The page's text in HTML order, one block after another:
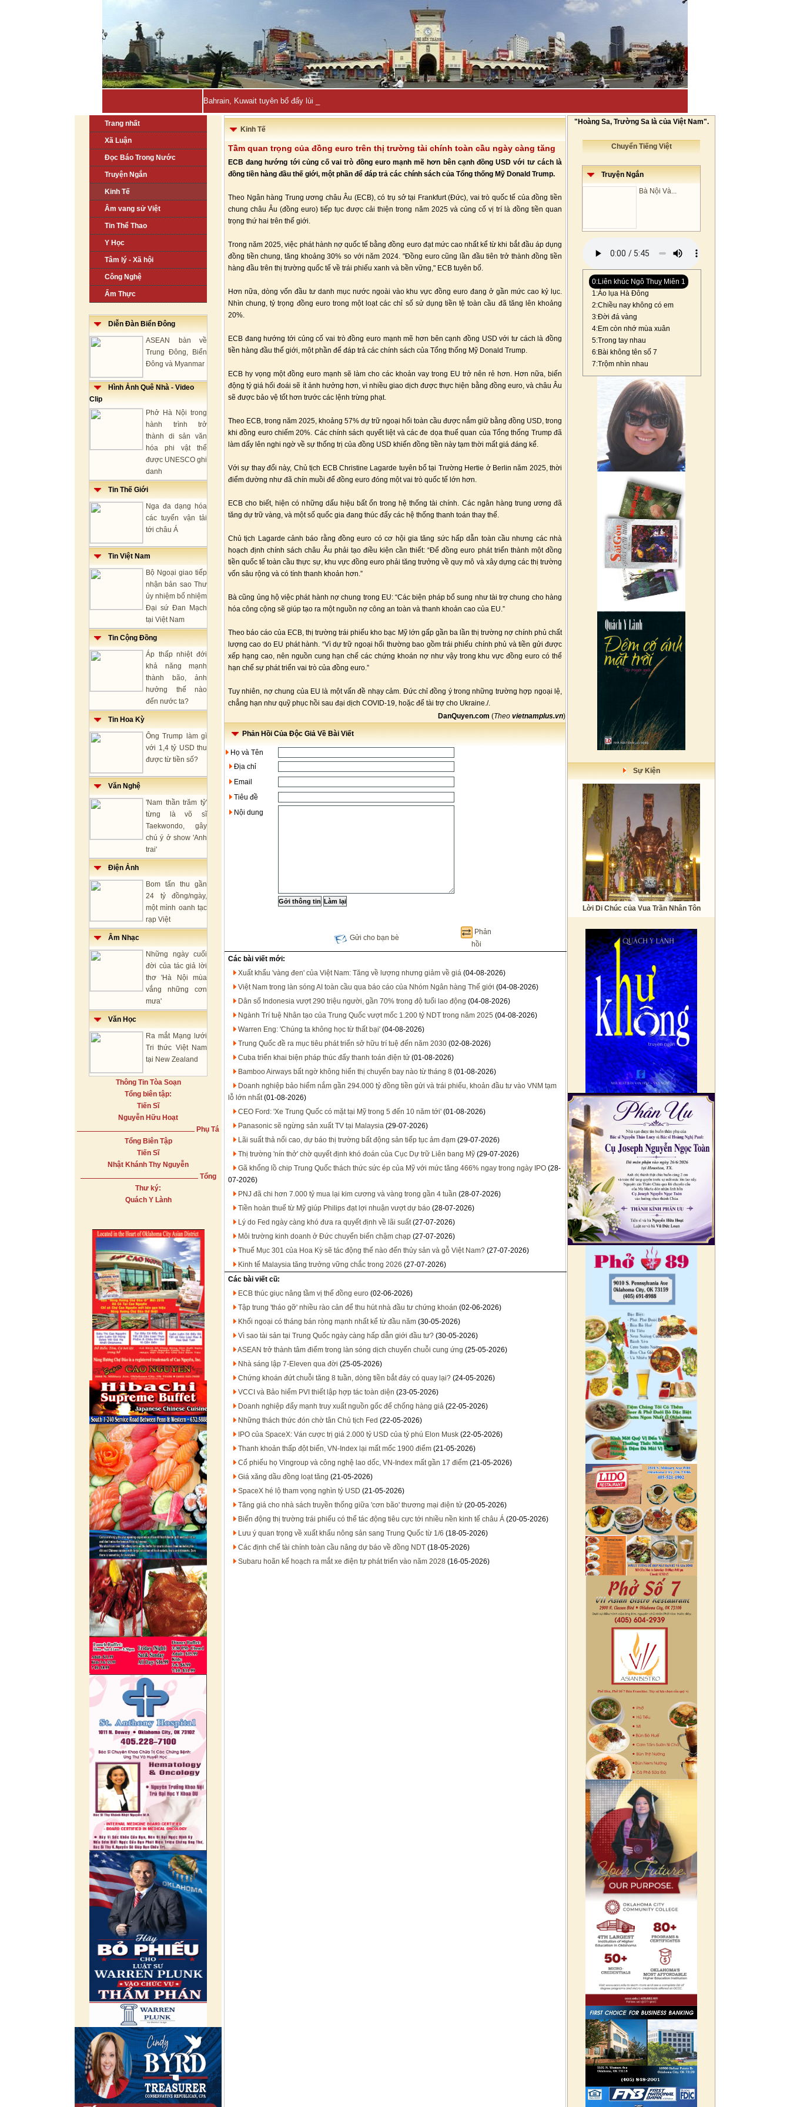
Bahrain, Kuwait tuyên bố đẩy lùi hàng loạt cuộc tấn công củ_
Trang nhất
Xã Luận
Đọc Báo Trong Nước
Truyện Ngắn
Kinh Tế
Âm vang sử Việt
Tin Thể Thao
Y Học
Tâm lý - Xã hội
Công Nghệ
Ẩm Thực
Diễn Đàn Biển Đông
ASEAN bàn về
Trung Đông, Biển
Đông và Myanmar
Hình Ảnh Quê Nhà - Video
Clip
Phở Hà Nội trong
hành trình trở
thành di sản văn
hóa phi vật thể
được UNESCO ghi
danh
Tin Thế Giới
Nga đa dạng hóa
các tuyến vận tải
tới châu Á
Tin Việt Nam
Bộ Ngoại giao tiếp
nhận bản sao Thư
ủy nhiệm bổ nhiệm
Đại sứ Đan Mạch
tại Việt Nam
Tin Cộng Đồng
Áp thấp nhiệt đới
khả năng mạnh
thành bão, ảnh
hưởng thế nào
đến nước ta?
Tin Hoa Kỳ
Ông Trump làm gì
với 1,4 tỷ USD thu
được từ tiền số?
Văn Nghệ
'Nam thần trăm tỷ'
từng là võ sĩ
Taekwondo, gây
chú ý ở show 'Anh
trai'
Điện Ảnh
Bom tấn thu gần
24 tỷ đồng/ngày,
một mình oanh tạc
rạp Việt
Âm Nhạc
Những ngày cuối
đời của tác giả lời
thơ 'Hà Nội mùa
vắng những cơn
mưa'
Văn Học
Ra mắt Mạng lưới
Tri thức Việt Nam
tại New Zealand
Thông Tin Tòa Soạn
Tổng biên tập:
Tiến Sĩ
Nguyễn Hữu Hoạt
Phụ Tá
Tổng Biên Tập
Tiến Sĩ
Nhật Khánh Thy Nguyễn
Tổng
Thư ký:
Quách Y Lành
Kinh Tế
Tầm quan trọng của đồng euro trên thị trường tài chính toàn cầu ngày càng tăng
ECB đang hướng tới củng cố vai trò đồng euro mạnh mẽ hơn bên cạnh đồng USD với tư cách là
đồng tiền hàng đầu thế giới, một phần để đáp trả các chính sách của Tổng thống Mỹ Donald Trump.
Theo Ngân hàng Trung ương châu Âu (ECB), có trụ sở tại Frankfurt (Đức), vai trò quốc tế của đồng tiền
chung châu Âu (đồng euro) tiếp tục được cải thiện trong năm 2025 và củng cố vị trí là đồng tiền quan
trọng thứ hai trên thế giới.
Trong năm 2025, việc phát hành nợ quốc tế bằng đồng euro đạt mức cao nhất kể từ khi bắt đầu áp dụng
đồng tiền chung, tăng khoảng 30% so với năm 2024. "Đồng euro cũng lần đầu tiên trở thành đồng tiền
hàng đầu trên thị trường quốc tế về trái phiếu xanh và bền vững," ECB tuyên bố.
Hơn nữa, dòng vốn đầu tư danh mục nước ngoài vào khu vực đồng euro đang ở gần mức cao kỷ lục.
Nhìn chung, tỷ trọng đồng euro trong một loạt các chỉ số sử dụng tiền tệ toàn cầu đã tăng lên khoảng
20%.
ECB đang hướng tới củng cố vai trò đồng euro mạnh mẽ hơn bên cạnh đồng USD với tư cách là đồng
tiền hàng đầu thế giới, một phần để đáp trả các chính sách của Tổng thống Mỹ Donald Trump.
ECB hy vọng một đồng euro mạnh sẽ làm cho các khoản vay trong EU trở nên rẻ hơn. Hơn nữa, biến
động tỷ giá hối đoái sẽ ít ảnh hưởng hơn, vì nhiều giao dịch được thực hiện bằng đồng euro, và châu Âu
sẽ được bảo vệ tốt hơn trước các lệnh trừng phạt.
Theo ECB, trong năm 2025, khoảng 57% dự trữ ngoại hối toàn cầu được nắm giữ bằng đồng USD, trong
khi đồng euro chiếm 20%. Các chính sách quyết liệt và các đe dọa thuế quan của Tổng thống Trump đã
làm dấy lên nghi ngờ về sự thống trị của đồng USD khiến đồng tiền này tạm thời mất giá đáng kể.
Với sự thay đổi này, Chủ tịch ECB Christine Lagarde tuyên bố tại Trường Hertie ở Berlin năm 2025, thời
điểm dường như đã chín muồi để đồng euro đóng một vai trò quốc tế lớn hơn.
ECB cho biết, hiện có những dấu hiệu bất ổn trong hệ thống tài chính. Các ngân hàng trung ương đã
tăng dự trữ vàng, và một số quốc gia đang thúc đẩy các hệ thống thanh toán thay thế.
Chủ tịch Lagarde cảnh báo rằng đồng euro có cơ hội gia tăng sức hấp dẫn toàn cầu nhưng các nhà
hoạch định chính sách châu Âu phải tạo điều kiện cần thiết: “Để đồng euro phát triển thành một đồng
tiền quốc tế toàn cầu thực sự, khu vực đồng euro phải tăng trưởng về quy mô và xây dựng các thị trường
vốn sâu rộng và có tính thanh khoản hơn.”
Bà cũng ủng hộ việc phát hành nợ chung trong EU: “Các biện pháp bổ sung như tài trợ chung cho hàng
hóa công cộng sẽ giúp tạo ra một nguồn nợ công an toàn và thanh khoản cao của EU.”
Theo báo cáo của ECB, thị trường trái phiếu kho bạc Mỹ lớn gấp gần ba lần thị trường nợ chính phủ chất
lượng cao do EU phát hành. “Vì dự trữ ngoại hối thường bao gồm trái phiếu chính phủ và tiền gửi được
xếp hạng cao, nên nguồn cung hạn chế các chứng khoán nợ như vậy trong khu vực đồng euro có thể
hạn chế sự phát triển vai trò của đồng euro.”
Tuy nhiên, nợ chung của EU là một vấn đề nhạy cảm. Đức chỉ đồng ý trong những trường hợp ngoại lệ,
chẳng hạn như quỹ phục hồi sau đại dịch COVID-19, hoặc để tài trợ cho Ukraine./.
DanQuyen.com (Theo vietnamplus.vn)
Phản Hồi Của Độc Giả Về Bài Viết
Họ và Tên
Địa chỉ
Email
Tiêu đề
Nội dung
Gửi cho bạn bè
Phản
hồi
Các bài viết mới:
Xuất khẩu 'vàng đen' của Việt Nam: Tăng về lượng nhưng giảm về giá (04-08-2026)
Việt Nam trong làn sóng AI toàn cầu qua báo cáo của Nhóm Ngân hàng Thế giới (04-08-2026)
Dân số Indonesia vượt 290 triệu người, gần 70% trong độ tuổi lao động (04-08-2026)
Ngành Trí tuệ Nhân tạo của Trung Quốc vượt mốc 1.200 tỷ NDT trong năm 2025 (04-08-2026)
Warren Eng: 'Chúng ta không học từ thất bại' (04-08-2026)
Trung Quốc đề ra mục tiêu phát triển sở hữu trí tuệ đến năm 2030 (02-08-2026)
Cuba triển khai biện pháp thúc đẩy thanh toán điện tử (01-08-2026)
Bamboo Airways bất ngờ không hiển thị chuyến bay nào từ tháng 8 (01-08-2026)
Doanh nghiệp bảo hiểm nắm gần 294.000 tỷ đồng tiền gửi và trái phiếu, khoản đầu tư vào VNM tạm
lỗ lớn nhất(01-08-2026)
CEO Ford: 'Xe Trung Quốc có mặt tại Mỹ trong 5 đến 10 năm tới' (01-08-2026)
Panasonic sẽ ngừng sản xuất TV tại Malaysia (29-07-2026)
Lãi suất thả nổi cao, dự báo thị trường bất động sản tiếp tục ảm đạm (29-07-2026)
Thị trường 'nín thở' chờ quyết định khó đoán của Cục Dự trữ Liên bang Mỹ (29-07-2026)
Gã khổng lồ chip Trung Quốc thách thức sức ép của Mỹ với mức tăng 466% ngay trong ngày IPO (28-
07-2026)
PNJ đã chi hơn 7.000 tỷ mua lại kim cương và vàng trong gần 4 tuần (28-07-2026)
Tiền hoàn thuế từ Mỹ giúp Philips đạt lợi nhuận vượt dự báo (28-07-2026)
Lý do Fed ngày càng khó đưa ra quyết định về lãi suất(27-07-2026)
Môi trường kinh doanh ở Đức chuyển biến chậm chạp (27-07-2026)
Thuế Mục 301 của Hoa Kỳ sẽ tác động thế nào đến thủy sản và gỗ Việt Nam? (27-07-2026)
Kinh tế Malaysia tăng trưởng vững chắc trong 2026 (27-07-2026)
Các bài viết cũ:
ECB thúc giục nâng tầm vị thế đồng euro (02-06-2026)
Tập trung 'tháo gỡ' nhiều rào cản để thu hút nhà đầu tư chứng khoán (02-06-2026)
Khối ngoại có tháng bán ròng mạnh nhất kể từ đầu năm (30-05-2026)
Vì sao tài sản tại Trung Quốc ngày càng hấp dẫn giới đầu tư? (30-05-2026)
ASEAN trở thành tâm điểm trong làn sóng dịch chuyển chuỗi cung ứng (25-05-2026)
Nhà sáng lập 7-Eleven qua đời (25-05-2026)
Chứng khoán đứt chuỗi tăng 8 tuần, dòng tiền bắt đáy có quay lại? (24-05-2026)
VCCI và Bảo hiểm PVI thiết lập hợp tác toàn diện (23-05-2026)
Doanh nghiệp đẩy mạnh truy xuất nguồn gốc để chống hàng giả (22-05-2026)
Những thách thức đón chờ tân Chủ tịch Fed (22-05-2026)
IPO của SpaceX: Ván cược trị giá 2.000 tỷ USD của tỷ phú Elon Musk (22-05-2026)
Thanh khoản thấp đột biến, VN-Index lại mất mốc 1900 điểm (21-05-2026)
Cổ phiếu họ Vingroup và công nghệ lao dốc, VN-Index mất gần 17 điểm (21-05-2026)
Giá xăng dầu đồng loạt tăng (21-05-2026)
SpaceX hé lộ tham vọng nghìn tỷ USD (21-05-2026)
Tăng giá cho nhà sách truyền thống giữa 'cơn bão' thương mại điện tử (20-05-2026)
Biến động thị trường trái phiếu có thể tác động tiêu cực tới nhiều nền kinh tế châu Á (20-05-2026)
Lưu ý quan trọng về xuất khẩu nông sản sang Trung Quốc từ 1/6 (18-05-2026)
Các định chế tài chính toàn cầu nâng dự báo về đồng NDT (18-05-2026)
Subaru hoãn kế hoạch ra mắt xe điện tự phát triển vào năm 2028 (16-05-2026)
"Hoàng Sa, Trường Sa là của Việt Nam".
Chuyển Tiếng Việt
Truyện Ngắn
Bà Nội Và...
0:Liên khúc Ngô Thuỵ Miên 1
1:Áo lụa Hà Đông
2:Chiều nay không có em
3:Đời đá vàng
4:Em còn nhớ mùa xuân
5:Trong tay nhau
6:Bài không tên số 7
7:Trộm nhìn nhau
Sự Kiện
Lời Di Chúc của Vua Trần Nhân Tôn